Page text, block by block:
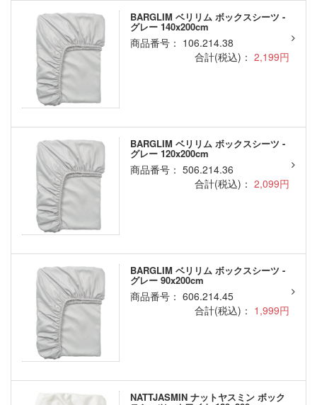
BARGLIM ベリリム ボックスシーツ -
グレー 140x200cm
商品番号： 106.214.38
合計(税込)： 2,199円
BARGLIM ベリリム ボックスシーツ -
グレー 120x200cm
商品番号： 506.214.36
合計(税込)： 2,099円
BARGLIM ベリリム ボックスシーツ -
グレー 90x200cm
商品番号： 606.214.45
合計(税込)： 1,999円
NATTJASMIN ナットヤスミン ボック